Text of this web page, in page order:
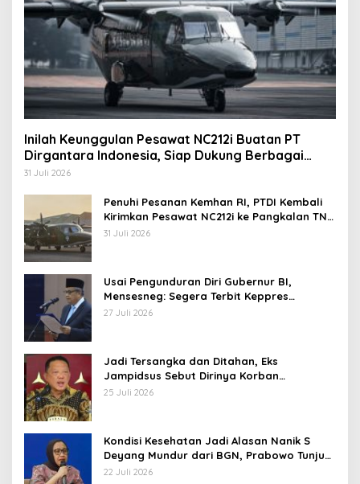
Inilah Keunggulan Pesawat NC212i Buatan PT
Dirgantara Indonesia, Siap Dukung Berbagai
Operasi TNI
31 Juli 2026
Penuhi Pesanan Kemhan RI, PTDI Kembali
Kirimkan Pesawat NC212i ke Pangkalan TNI
AU
31 Juli 2026
Usai Pengunduran Diri Gubernur BI,
Mensesneg: Segera Terbit Keppres
Pemberhentian dengan Hormat
27 Juli 2026
Jadi Tersangka dan Ditahan, Eks
Jampidsus Sebut Dirinya Korban
Kriminalisasi
25 Juli 2026
Kondisi Kesehatan Jadi Alasan Nanik S
Deyang Mundur dari BGN, Prabowo Tunjuk
Wamentan Sudaryono
22 Juli 2026